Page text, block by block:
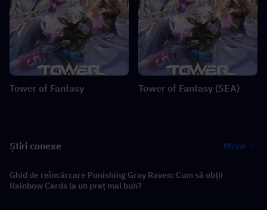
Tower of Fantasy Tower of Fantasy (SEA)
Știri conexe More
Ghid de reîncărcare Punishing Gray Raven: Cum să obții
Rainbow Cards la un preț mai bun?